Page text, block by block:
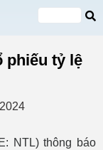
VI
phiếu tỷ lệ
NTL) thông báo